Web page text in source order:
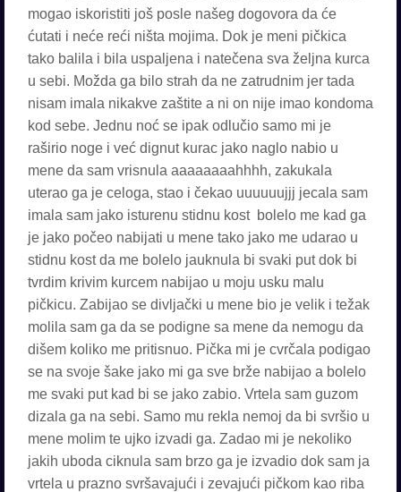
mogao iskoristiti još posle našeg dogovora da će
ćutati i neće reći ništa mojima. Dok je meni pičkica
tako balila i bila uspaljena i natečena sva željna kurca
u sebi. Možda ga bilo strah da ne zatrudnim jer tada
nisam imala nikakve zaštite a ni on nije imao kondoma
kod sebe. Jednu noć se ipak odlučio samo mi je
raširio noge i već dignut kurac jako naglo nabio u
mene da sam vrisnula aaaaaaaahhhh, zakukala
uterao ga je celoga, stao i čekao uuuuuujjj jecala sam
imala sam jako isturenu stidnu kost bolelo me kad ga
je jako počeo nabijati u mene tako jako me udarao u
stidnu kost da me bolelo jauknula bi svaki put dok bi
tvrdim krivim kurcem nabijao u moju usku malu
pičkicu. Zabijao se divljački u mene bio je velik i težak
molila sam ga da se podigne sa mene da nemogu da
dišem koliko me pritisnuo. Pička mi je cvrčala podigao
se na svoje šake jako mi ga sve brže nabijao a bolelo
me svaki put kad bi se jako zabio. Vrtela sam guzom
dizala ga na sebi. Samo mu rekla nemoj da bi svršio u
mene molim te ujko izvadi ga. Zadao mi je nekoliko
jakih uboda ciknula sam brzo ga je izvadio dok sam ja
vrtela u prazno svršavajući i zevajući pičkom kao riba